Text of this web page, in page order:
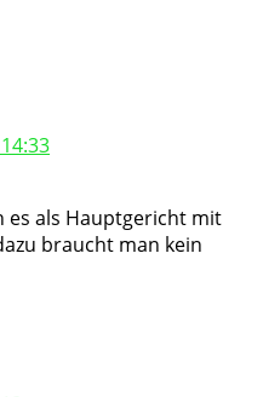
es als Hauptgericht mit
braucht man kein